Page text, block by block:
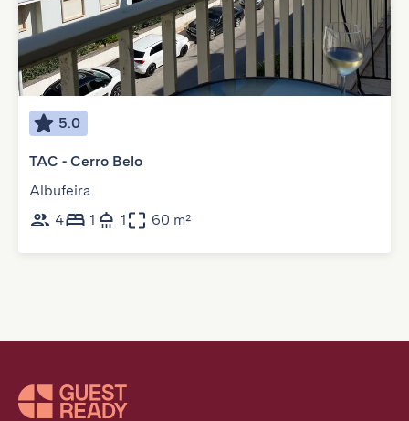
5.0
TAC - Cerro Belo
Albufeira
4
1 1 60 m²